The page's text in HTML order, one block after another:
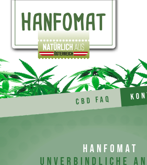
CBD FAQ
Hanfomat
Unverbindliche